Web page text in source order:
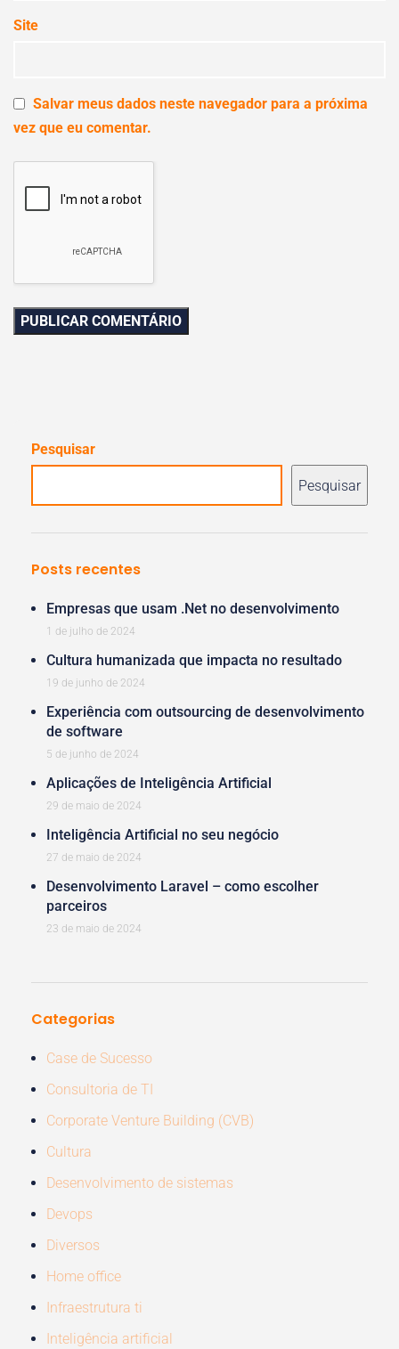
Site
Salvar meus dados neste navegador para a próxima
vez que eu comentar.
Pesquisar
Pesquisar
Posts recentes
Empresas que usam .Net no desenvolvimento
1 de julho de 2024
Cultura humanizada que impacta no resultado
19 de junho de 2024
Experiência com outsourcing de desenvolvimento
de software
5 de junho de 2024
Aplicações de Inteligência Artificial
29 de maio de 2024
Inteligência Artificial no seu negócio
27 de maio de 2024
Desenvolvimento Laravel – como escolher
parceiros
23 de maio de 2024
Categorias
Case de Sucesso
Consultoria de TI
Corporate Venture Building (CVB)
Cultura
Desenvolvimento de sistemas
Devops
Diversos
Home office
Infraestrutura ti
Inteligência artificial